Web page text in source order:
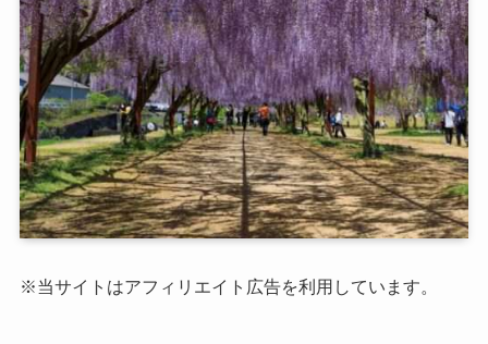
※当サイトはアフィリエイト広告を利用しています。